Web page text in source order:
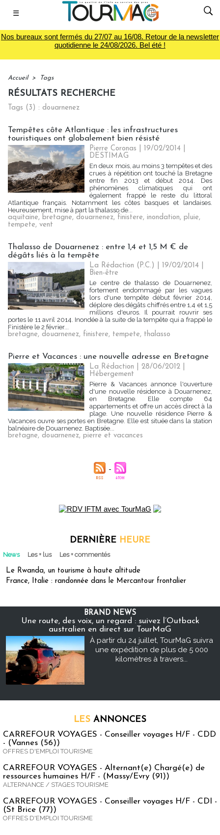
☰
Nos bureaux sont fermés du 27/07 au 16/08. Retour de la newsletter
quotidienne le 24/08/2026. Bel été !
Accueil > Tags
RÉSULTATS RECHERCHE
Tags (3) : douarnenez
Tempêtes côte Atlantique : les infrastructures
touristiques ont globalement bien résisté
Pierre Coronas | 19/02/2014
DESTIMAG
En deux mois, au moins 3 tempêtes et des
crues à répétition ont touché la Bretagne
entre fin 2013 et début 2014. Des
phénomènes climatiques qui ont
également frappé le reste du littoral
Atlantique français. Notamment les côtes basques et landaises.
Heureusement, mise à part la thalasso de...
aquitaine, bretagne, douarnenez, finistere, inondation, pluie,
tempete, vent
Thalasso de Douarnenez : entre 1,4 et 1,5 M € de
dégâts liés à la tempête
La Rédaction (P.C.) | 19/02/2014
Bien-être
Le centre de thalasso de Douarnenez,
fortement endommagé par les vagues
lors d'une tempête début février 2014,
déplore des dégâts chiffrés entre 1,4 et 1,5
millions d'euros. Il pourrait rouvrir ses
portes le 11 avril 2014. Inondée à la suite de la tempête qui a frappé le
Finistère le 2 février...
bretagne, douarnenez, finistere, tempete, thalasso
Pierre et Vacances : une nouvelle adresse en Bretagne
La Rédaction | 28/06/2012
Hébergement
Pierre & Vacances annonce l'ouverture
d'une nouvelle résidence à Douarnenez,
en Bretagne. Elle compte 64
appartements et offre un accès direct à la
plage. Une nouvelle résidence Pierre &
Vacances ouvre ses portes en Bretagne. Elle est située dans la station
balnéaire de Douarnenez. Baptisée...
bretagne, douarnenez, pierre et vacances
DERNIÈRE HEURE
News Les + lus Les + commentés
Le Rwanda, un tourisme à haute altitude
France, Italie : randonnée dans le Mercantour frontalier
BRAND NEWS
Une route, des voix, un regard : suivez l’Outback
australien en direct sur TourMaG
À partir du 24 juillet, TourMaG suivra
une expédition de plus de 5 000
kilomètres à travers...
LES ANNONCES
CARREFOUR VOYAGES - Conseiller voyages H/F - CDD
- (Vannes (56))
OFFRES D'EMPLOI TOURISME
CARREFOUR VOYAGES - Alternant(e) Chargé(e) de
ressources humaines H/F - (Massy/Evry (91))
ALTERNANCE / STAGES TOURISME
CARREFOUR VOYAGES - Conseiller voyages H/F - CDI -
(St Brice (77))
OFFRES D'EMPLOI TOURISME